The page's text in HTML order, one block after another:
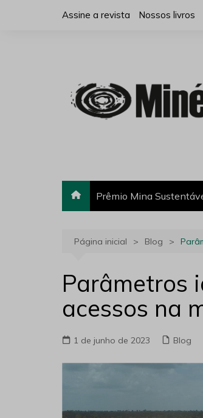
Assine a revista Nossos livros
Prêmio Mina
Página inicial Blog
Parâmetros
acessos na
1 de junho de 2023 Blog